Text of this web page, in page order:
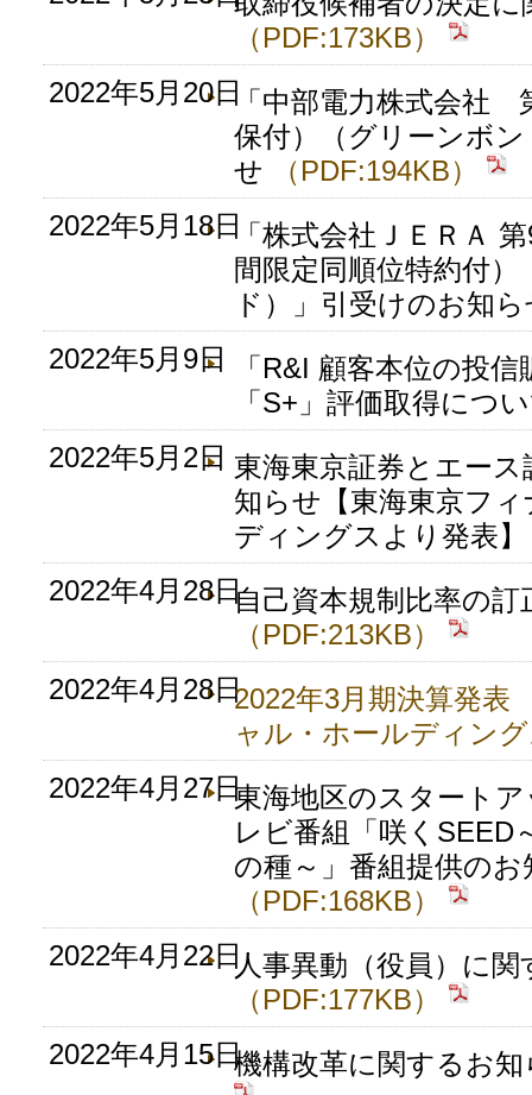
（PDF:173KB）
2022年5月20日「中部電力株式会社
保付）（グリーンボ
せ
（PDF:194KB）
2022年5月18日「株式会社ＪＥＲＡ
間限定同順位特約付
ド）」引受けのお知
2022年5月9日
「R&I 顧客本位の投
「S+」評価取得につ
2022年5月2日 東海東京証券とエー
知らせ【東海東京フ
ディングスより発表
2022年4月28日自己資本規制比率の
（PDF:213KB）
2022年4月28日2022年3月期決算発表
ャル・ホールディン
2022年4月27日東海地区のスタート
レビ番組「咲くSEED
の種～」番組提供のお
（PDF:168KB）
2022年4月22日人事異動（役員）に
（PDF:177KB）
2022年4月15日機構改革に関するお